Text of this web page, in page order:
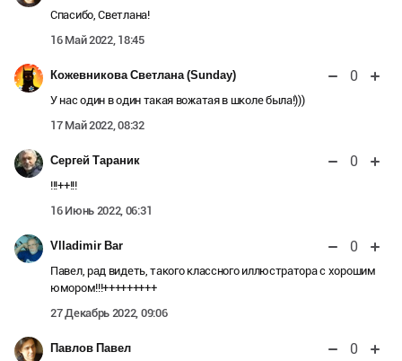
Спасибо, Светлана!
16 Май 2022, 18:45
Кожевникова Светлана (Sunday) 0
У нас один в один такая вожатая в школе была!)))
17 Май 2022, 08:32
Сергей Тараник 0
!!!++!!!
16 Июнь 2022, 06:31
Vlladimir Bar 0
Павел, рад видеть, такого классного иллюстратора с хорошим
юмором!!!+++++++++
27 Декабрь 2022, 09:06
Павлов Павел 0